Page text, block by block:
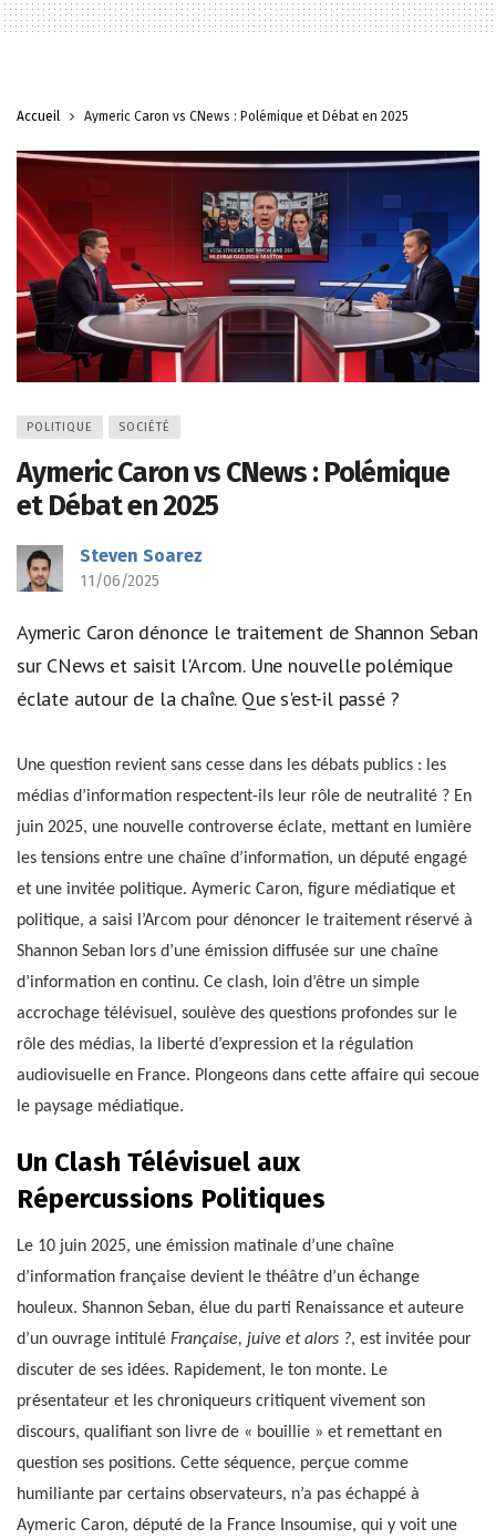
Accueil Aymeric Caron vs CNews : Polémique et Débat en 2025
POLITIQUE SOCIÉTÉ
Aymeric Caron vs CNews : Polémique
et Débat en 2025
Steven Soarez
11/06/2025
Aymeric Caron dénonce le traitement de Shannon Seban
sur CNews et saisit l'Arcom. Une nouvelle polémique
éclate autour de la chaîne. Que s'est-il passé ?
Une question revient sans cesse dans les débats publics : les
médias d’information respectent-ils leur rôle de neutralité ? En
juin 2025, une nouvelle controverse éclate, mettant en lumière
les tensions entre une chaîne d’information, un député engagé
et une invitée politique. Aymeric Caron, figure médiatique et
politique, a saisi l’Arcom pour dénoncer le traitement réservé à
Shannon Seban lors d’une émission diffusée sur une chaîne
d’information en continu. Ce clash, loin d’être un simple
accrochage télévisuel, soulève des questions profondes sur le
rôle des médias, la liberté d’expression et la régulation
audiovisuelle en France. Plongeons dans cette affaire qui secoue
le paysage médiatique.
Un Clash Télévisuel aux
Répercussions Politiques
Le 10 juin 2025, une émission matinale d’une chaîne
d’information française devient le théâtre d’un échange
houleux. Shannon Seban, élue du parti Renaissance et auteure
d’un ouvrage intitulé Française, juive et alors ?, est invitée pour
discuter de ses idées. Rapidement, le ton monte. Le
présentateur et les chroniqueurs critiquent vivement son
discours, qualifiant son livre de « bouillie » et remettant en
question ses positions. Cette séquence, perçue comme
humiliante par certains observateurs, n’a pas échappé à
Aymeric Caron, député de la France Insoumise, qui y voit une